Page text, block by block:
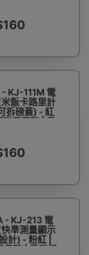
KJ-111M 電
飯卡路里計
拆磅蓋) - 紅
糕電子磅 | 香
- KJ-213 電
準測量顯示
計) - 粉紅 |
子磅 | 香港行